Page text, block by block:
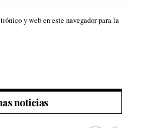
y web en este navegador para la
noticias